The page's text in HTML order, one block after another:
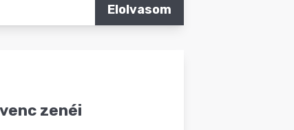
Elolvasom
zenéi